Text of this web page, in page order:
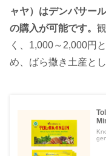
ャヤ）はデンパサー
の購入が可能です。
く、1,000～2,000円
め、ばら撒き土産と